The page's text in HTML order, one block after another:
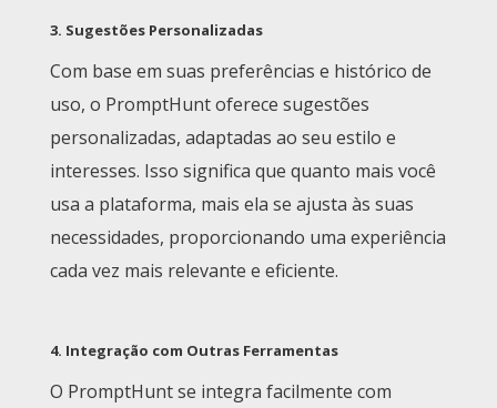
3. Sugestões Personalizadas
Com base em suas preferências e histórico de
uso, o PromptHunt oferece sugestões
personalizadas, adaptadas ao seu estilo e
interesses. Isso significa que quanto mais você
usa a plataforma, mais ela se ajusta às suas
necessidades, proporcionando uma experiência
cada vez mais relevante e eficiente.
4. Integração com Outras Ferramentas
O PromptHunt se integra facilmente com